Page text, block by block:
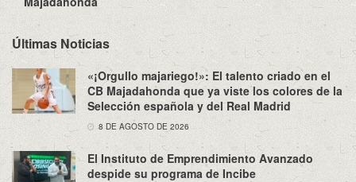
Últimas Noticias
«¡Orgullo majariego!»: El talento criado en el
CB Majadahonda que ya viste los colores de la
Selección española y del Real Madrid
8 DE AGOSTO DE 2026
El Instituto de Emprendimiento Avanzado
despide su programa de Incibe